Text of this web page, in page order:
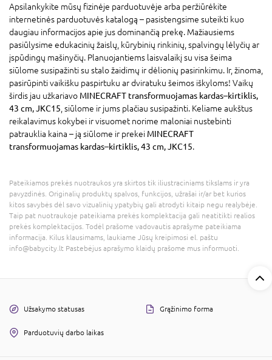
Apsilankykite mūsų fizinėje parduotuvėje arba peržiūrėkite
internetinės parduotuvės katalogą – pasistengsime suteikti kuo
daugiau informacijos apie jus dominančią prekę. Mažiausiems
pasiūlysime edukacinių žaislų, kūrybinių rinkinių, spalvingų lėlyčių ar
įspūdingų mašinyčių. Planuojantiems laisvalaikį su visa šeima
siūlome susipažinti su stalo žaidimų ir dėlionių pasirinkimu. Ir, žinoma,
pasirūpinti vaikišku paspirtuku ar dviratuku šeimos iškyloms! Vaikų
širdis jau užkariavo MINECRAFT transformuojamas kardas–kirtiklis,
43 cm, JKC15, siūlome ir jums plačiau susipažinti. Keliame aukštus
reikalavimus kokybei ir visuomet norime maloniai nustebinti
patrauklia kaina – ją siūlome ir prekei MINECRAFT
transformuojamas kardas–kirtiklis, 43 cm, JKC15.
Pateikiamos prekės nuotraukos yra skirtos tik iliustraciniams tikslams ir yra
pavyzdinės. Originalių produktų spalvos, funkcijos, užrašai ir/ar bet kurios
kitos savybės dėl savo vizualinių ypatybių gali atrodyti kitaip negu realybėje.
Taip pat nuotraukoje pateikiama prekės komplektacija gali neatitikti realios
prekės komplektacijos. Todėl prašome vadovautis aprašyme pateikiama
informacija. Kilus klausimams, laukiame Jūsų kreipimosi el. paštu
info@babycity.lt Pastebėjus aprašymo klaidų prašome mus informuoti.
Užsakymo statusas Grąžinimo forma
Parduotuvių darbo laikas